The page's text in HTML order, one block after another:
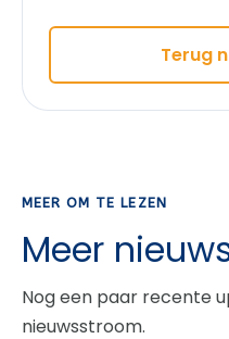
Terug
MEER OM TE LEZEN
Meer
Nog een paar recente
nieuwsstroom.